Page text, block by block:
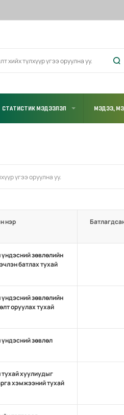
СТАТИСТИК МЭДЭЭЛЭЛ МЭДЭЭ,
нэр
зөвлөлийн
батлах тухай
зөвлөлийн
оруулах тухай
зөвлөл
хуулиудыг
хэмжээний тухай